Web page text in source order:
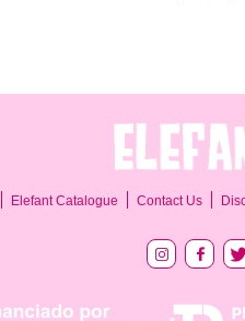
Elefant Catalogue Contact Us